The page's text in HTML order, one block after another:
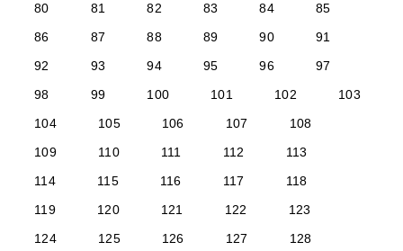
80
81 82 83 84
85
86
87 88 89 90
91
92
93 94 95 96
97
98
99 100 101 102
103
104
105 106 107
108
109
110 111 112
113
114
115 116 117
118
119
120 121 122
123
124
125 126 127
128